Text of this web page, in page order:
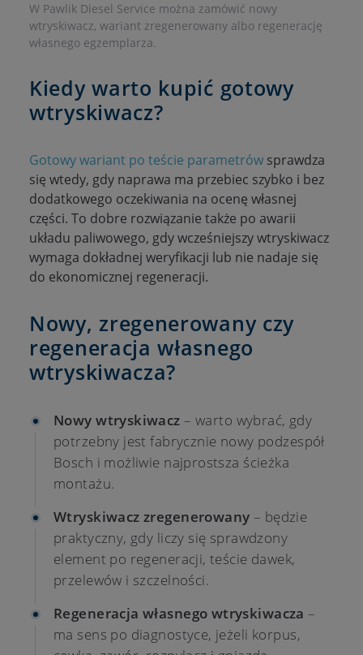
W Pawlik Diesel Service można zamówić nowy
wtryskiwacz, wariant zregenerowany albo regenerację
własnego egzemplarza.
Kiedy warto kupić gotowy
wtryskiwacz?
Gotowy wariant po teście parametrów sprawdza
się wtedy, gdy naprawa ma przebiec szybko i bez
dodatkowego oczekiwania na ocenę własnej
części. To dobre rozwiązanie także po awarii
układu paliwowego, gdy wcześniejszy wtryskiwacz
wymaga dokładnej weryfikacji lub nie nadaje się
do ekonomicznej regeneracji.
Nowy, zregenerowany czy
regeneracja własnego
wtryskiwacza?
Nowy wtryskiwacz – warto wybrać, gdy
potrzebny jest fabrycznie nowy podzespół
Bosch i możliwie najprostsza ścieżka
montażu.
Wtryskiwacz zregenerowany – będzie
praktyczny, gdy liczy się sprawdzony
element po regeneracji, teście dawek,
przelewów i szczelności.
Regeneracja własnego wtryskiwacza –
ma sens po diagnostyce, jeżeli korpus,